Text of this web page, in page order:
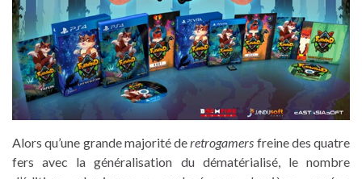
Alors qu’une grande majorité deretrogamers freine des quatre
fers avec la généralisation du dématérialisé, le nombre